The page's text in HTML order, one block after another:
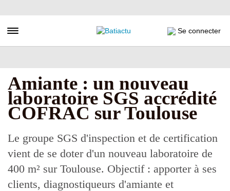
au
principal
Toggle navigation Se connecter
Amiante : un nouveau
laboratoire SGS accrédité
COFRAC sur Toulouse
Le groupe SGS d'inspection et de certification
vient de se doter d'un nouveau laboratoire de
400 m² sur Toulouse. Objectif : apporter à ses
clients, diagnostiqueurs d'amiante et